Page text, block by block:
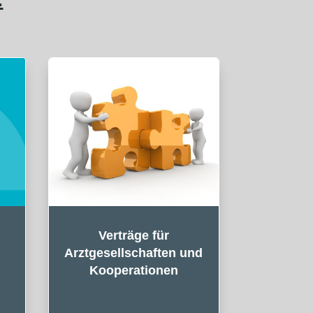
Verträge für
Arztgesellschaften und
Kooperationen